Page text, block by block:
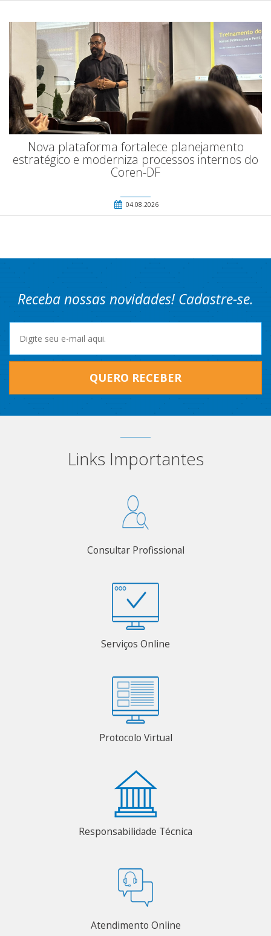
Nova plataforma fortalece planejamento
estratégico e moderniza processos internos do
Coren-DF
04.08.2026
Receba nossas novidades! Cadastre-se.
QUERO RECEBER
Links Importantes
Consultar Profissional
Serviços Online
Protocolo Virtual
Responsabilidade Técnica
Atendimento Online